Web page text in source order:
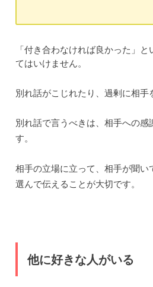
「付き合わなければ良かった」
てはいけません。
別れ話がこじれたり、過剰に相手
別れ話で言うべきは、相手への感
す。
相手の立場に立って、相手が聞い
選んで伝えることが大切です。
他に好きな人がいる